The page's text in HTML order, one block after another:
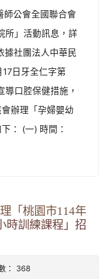
師公會全國聯合會
所」活動訊息，詳
社團法人中華民
日牙全仁字第
口腔保健措施，
辦理「孕婦嬰幼
： (一) 時間：
「桃園市114年
時訓練課程」招
： 368